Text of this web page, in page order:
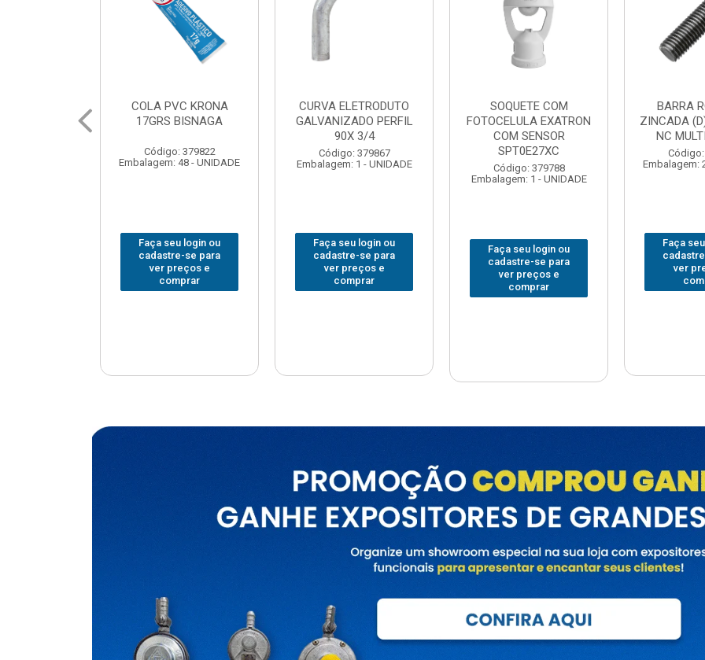
CURVA ELETRODUTO
GALVANIZADO PERFIL
Código: 379867
Embalagem: 1 - UNIDADE
Faça seu login ou
cadastre-se para
ver preços e
comprar
SOQUETE COM
FOTOCELULA EXATRON
COM SENSOR
SPT0E27XC
Código: 379788
Faça seu login ou
cadastre-se para
ver preços e
comprar
BARRA ROSCADA
ZINCADA (D) 5/16”X1MT
NC MULTIBARRAS
Código: 379806
Embalagem: 20 - UNIDADE
Faça seu login ou
cadastre-se para
ver preços e
comprar
JOMARCA
Embalagem:
Faça
ver